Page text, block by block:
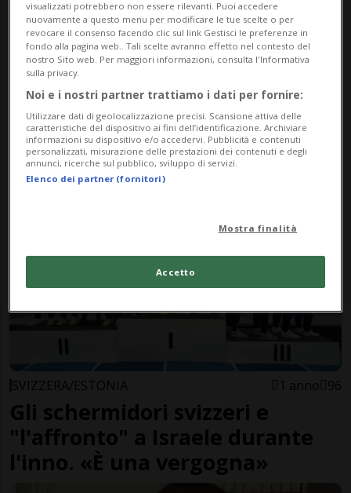
STEPHANIE BRENTA 1 anno
"Sacra terra del Ticino": il
Campo Marzio e quell'inno che
risvegliò il patriottismo
SVIZZERA/ESTONIA 1 anno 96
Gli schermidori svizzeri e
"l'affronto" a Israele durante
l'inno. «È una vergogna»
visualizzati potrebbero non essere rilevanti. Puoi accedere
nuovamente a questo menu per modificare le tue scelte o per
revocare il consenso facendo clic sul link Gestisci le preferenze in
fondo alla pagina web.. Tali scelte avranno effetto nel contesto del
nostro Sito web. Per maggiori informazioni, consulta l'Informativa
sulla privacy.
Noi e i nostri partner trattiamo i dati per fornire:
Utilizzare dati di geolocalizzazione precisi. Scansione attiva delle
caratteristiche del dispositivo ai fini dell’identificazione. Archiviare
informazioni su dispositivo e/o accedervi. Pubblicità e contenuti
personalizzati, misurazione delle prestazioni dei contenuti e degli
annunci, ricerche sul pubblico, sviluppo di servizi.
Elenco dei partner (fornitori)
Mostra finalità
Accetto